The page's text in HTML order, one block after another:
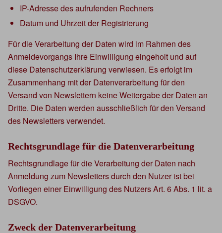
IP-Adresse des aufrufenden Rechners
Datum und Uhrzeit der Registrierung
Für die Verarbeitung der Daten wird im Rahmen des
Anmeldevorgangs Ihre Einwilligung eingeholt und auf
diese Datenschutzerklärung verwiesen. Es erfolgt im
Zusammenhang mit der Datenverarbeitung für den
Versand von Newslettern keine Weitergabe der Daten an
Dritte. Die Daten werden ausschließlich für den Versand
des Newsletters verwendet.
Rechtsgrundlage für die Datenverarbeitung
Rechtsgrundlage für die Verarbeitung der Daten nach
Anmeldung zum Newsletters durch den Nutzer ist bei
Vorliegen einer Einwilligung des Nutzers Art. 6 Abs. 1 lit. a
DSGVO.
Zweck der Datenverarbeitung